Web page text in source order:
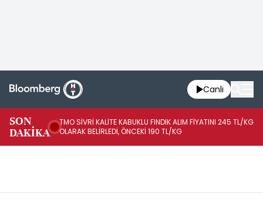
Canlı
SON
DAKİKA
TMO SİVRİ KALİTE KABUKLU FINDIK ALIM FİYATINI 245 TL/KG
OLARAK BELİRLEDİ, ÖNCEKİ 190 TL/KG